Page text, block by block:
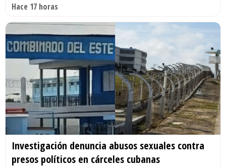
Hace 17 horas
Investigación denuncia abusos sexuales contra
presos políticos en cárceles cubanas